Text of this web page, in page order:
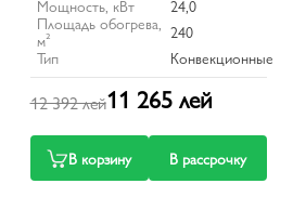
Мощность, кВт
24,0
Площадь обогрева,
м²
240
Тип
Конвекционные
12 392 лей11 265 лей
В корзину В рассрочку